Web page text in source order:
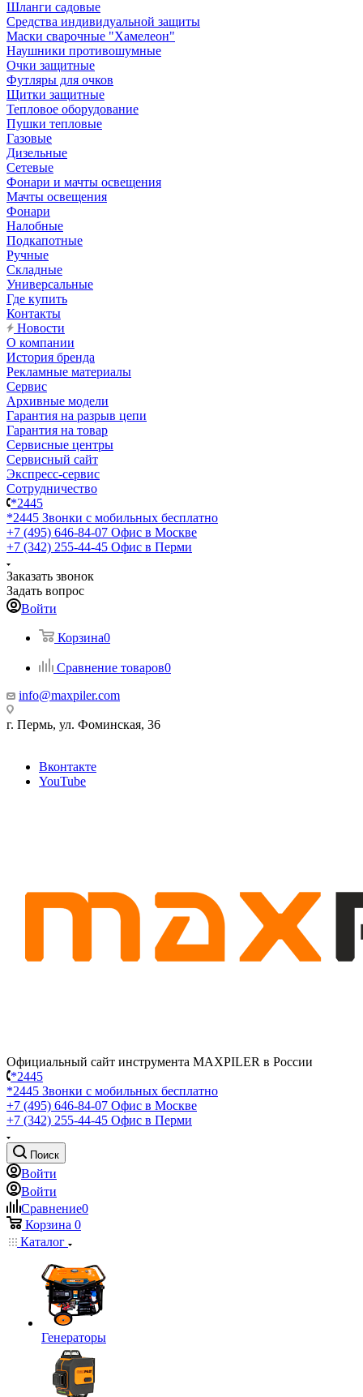
Шланги садовые
Средства индивидуальной защиты
Маски сварочные "Хамелеон"
Наушники противошумные
Очки защитные
Футляры для очков
Щитки защитные
Тепловое оборудование
Пушки тепловые
Газовые
Дизельные
Сетевые
Фонари и мачты освещения
Мачты освещения
Фонари
Налобные
Подкапотные
Ручные
Складные
Универсальные
Где купить
Контакты
Новости
О компании
История бренда
Рекламные материалы
Сервис
Архивные модели
Гарантия на разрыв цепи
Гарантия на товар
Сервисные центры
Сервисный сайт
Экспресс-сервис
Сотрудничество
*2445
*2445 Звонки с мобильных бесплатно
+7 (495) 646-84-07 Офис в Москве
+7 (342) 255-44-45 Офис в Перми
Заказать звонок
Задать вопрос
Войти
Корзина0
Сравнение товаров0
info@maxpiler.com
г. Пермь, ул. Фоминская, 36
Вконтакте
YouTube
Официальный сайт инструмента MAXPILER в России
*2445
*2445 Звонки с мобильных бесплатно
+7 (495) 646-84-07 Офис в Москве
+7 (342) 255-44-45 Офис в Перми
Поиск
Войти
Войти
Сравнение0
Корзина 0
Каталог
Генераторы